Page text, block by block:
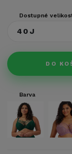
Dostupné
40J
DO
Barva